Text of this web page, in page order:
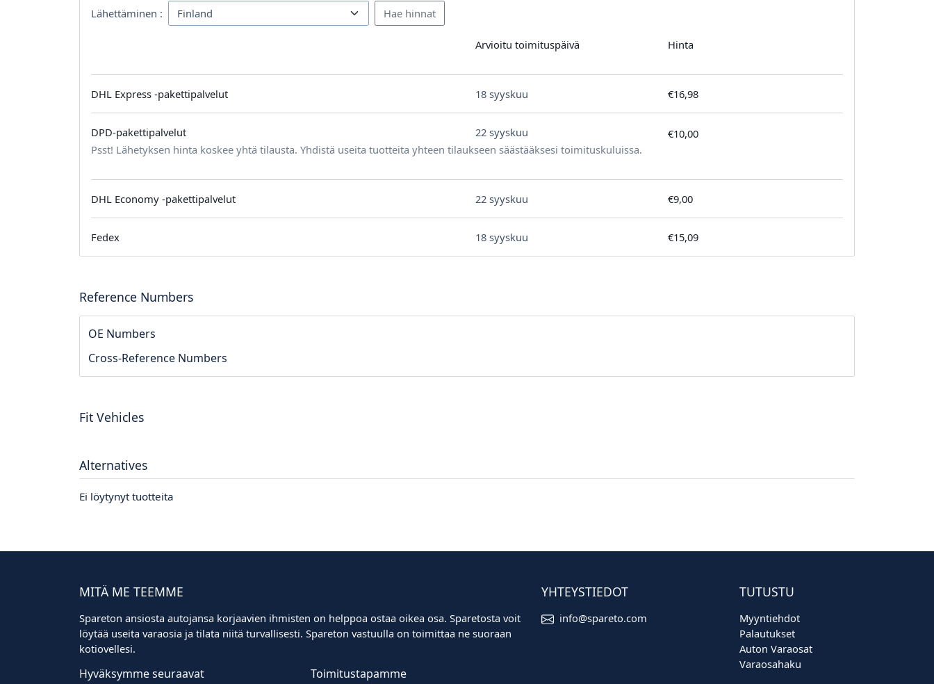
Lähettäminen :
Arvioitu toimituspäivä Hinta
DHL Express -pakettipalvelut 18 syyskuu €16,98
DPD-pakettipalvelut 22 syyskuu €10,00
Psst! Lähetyksen hinta koskee yhtä tilausta. Yhdistä useita tuotteita yhteen tilaukseen säästääksesi toimituskuluissa.
DHL Economy -pakettipalvelut 22 syyskuu €9,00
Fedex 18 syyskuu €15,09
Reference Numbers
OE Numbers
Cross-Reference Numbers
Fit Vehicles
Alternatives
Ei löytynyt tuotteita
MITÄ ME TEEMME
Spareton ansiosta autojansa korjaavien ihmisten on helppoa ostaa oikea osa. Sparetosta voit
löytää useita varaosia ja tilata niitä turvallisesti. Spareton vastuulla on toimittaa ne suoraan
kotiovellesi.
Hyväksymme seuraavat Toimitustapamme
YHTEYSTIEDOT
info@spareto.com
TUTUSTU
Myyntiehdot
Palautukset
Auton Varaosat
Varaosahaku